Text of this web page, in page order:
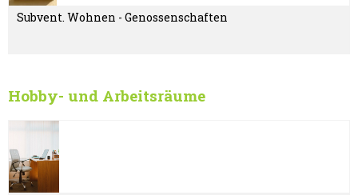
Subvent. Wohnen - Genossenschaften
Hobby- und Arbeitsräume